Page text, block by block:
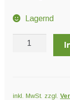
Lagernd
Bolivian
inkl. MwSt. zzgl.